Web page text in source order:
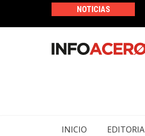
content
NOTICIAS
INICIO